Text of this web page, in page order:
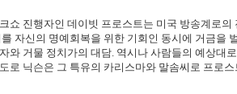
쇼 진행자인 데이빗 프로스트는 미국 방송계로의
자신의 명예회복을 위한 기회인 동시에 거금을
와 거물 정치가의 대담. 역시나 사람들의 예상대
로 닉슨은 그 특유의 카리스마와 말솜씨로 프로